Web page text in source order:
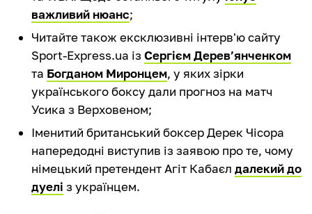
важливий нюанс;
Читайте також ексклюзивні інтерв'ю сайту
Sport-Express.ua ізСергієм Дерев’янченком
та Богданом Миронцем, у яких зірки
українського боксу дали прогноз на матч
Усика з Верховеном;
Іменитий британський боксер Дерек Чісора
напередодні виступив із заявою про те, чому
німецький претендент Агіт Кабаєл далекий до
дуелі з українцем.